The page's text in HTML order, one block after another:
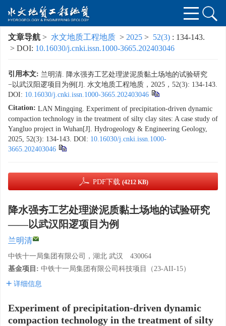
文章导航 > 水文地质工程地质 > 2025 > 52(3) : 134-143.
> DOI: 10.16030/j.cnki.issn.1000-3665.202403046
引用本文: 兰明清. 降水强夯工艺处理淤泥质黏土场地的试验研究
−以武汉阳逻项目为例[J]. 水文地质工程地质，2025，52(3): 134-143.
DOI: 10.16030/j.cnki.issn.1000-3665.202403046
Citation: LAN Mingqing. Experiment of precipitation-driven dynamic
compaction technology in the treatment of silty clay sites: A case study of
Yangluo project in Wuhan[J]. Hydrogeology & Engineering Geology,
2025, 52(3): 134-143. DOI: 10.16030/j.cnki.issn.1000-
3665.202403046
PDF下载 (4212 KB)
降水强夯工艺处理淤泥质黏土场地的试验研究
——以武汉阳逻项目为例
兰明清
中铁十一局集团有限公司，湖北 武汉 430064
基金项目: 中铁十一局集团有限公司科技项目（23-AΙΙ-15）
详细信息
Experiment of precipitation-driven dynamic
compaction technology in the treatment of silty